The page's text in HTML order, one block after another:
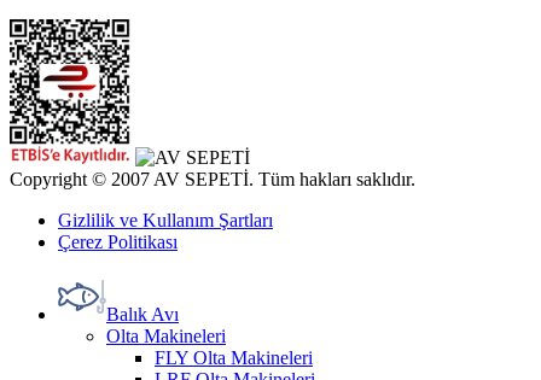
Copyright © 2007 AV SEPETİ. Tüm hakları saklıdır.
Gizlilik ve Kullanım Şartları
Çerez Politikası
Balık Avı
Olta Makineleri
FLY Olta Makineleri